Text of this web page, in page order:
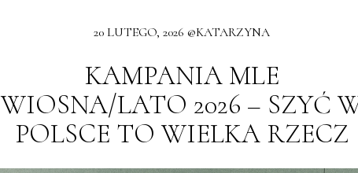
20 LUTEGO, 2026 @KATARZYNA
KAMPANIA MLE
WIOSNA/LATO 2026 – SZYĆ
POLSCE TO WIELKA RZECZ